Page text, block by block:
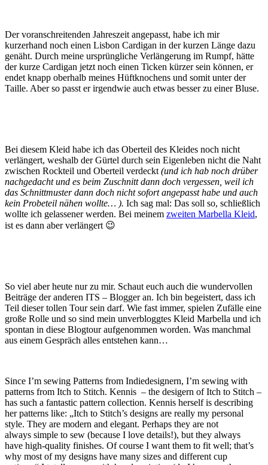
Der voranschreitenden Jahreszeit angepasst, habe ich mir
kurzerhand noch einen Lisbon Cardigan in der kurzen Länge dazu
genäht. Durch meine ursprüngliche Verlängerung im Rumpf, hätte
der kurze Cardigan jetzt noch einen Ticken kürzer sein können, er
endet knapp oberhalb meines Hüftknochens und somit unter der
Taille. Aber so passt er irgendwie auch etwas besser zu einer Bluse.
Bei diesem Kleid habe ich das Oberteil des Kleides noch nicht
verlängert, weshalb der Gürtel durch sein Eigenleben nicht die Naht
zwischen Rockteil und Oberteil verdeckt (und ich hab noch drüber
nachgedacht und es beim Zuschnitt dann doch vergessen, weil ich
das Schnittmuster dann doch nicht sofort angepasst habe und auch
kein Probeteil nähen wollte… ). Ich sag mal: Das soll so, schließlich
wollte ich gelassener werden. Bei meinem zweiten Marbella Kleid,
ist es dann aber verlängert 😉
So viel aber heute nur zu mir. Schaut euch auch die wundervollen
Beiträge der anderen ITS – Blogger an. Ich bin begeistert, dass ich
Teil dieser tollen Tour sein darf. Wie fast immer, spielen Zufälle eine
große Rolle und so sind mein unverbloggtes Kleid Marbella und ich
spontan in diese Blogtour aufgenommen worden. Was manchmal
aus einem Gespräch alles entstehen kann…
Since I’m sewing Patterns from Indiedesignern, I’m sewing with
patterns from Itch to Stitch. Kennis – the desigern of Itch to Stitch –
has such a fantastic pattern collection. Kennis herself is describing
her patterns like: „Itch to Stitch’s designs are really my personal
style. They are modern and elegant. Perhaps they are not
always simple to sew (because I love details!), but they always
have high-quality finishes. Of course I want them to fit well; that’s
why most of my designs have many sizes and different cup